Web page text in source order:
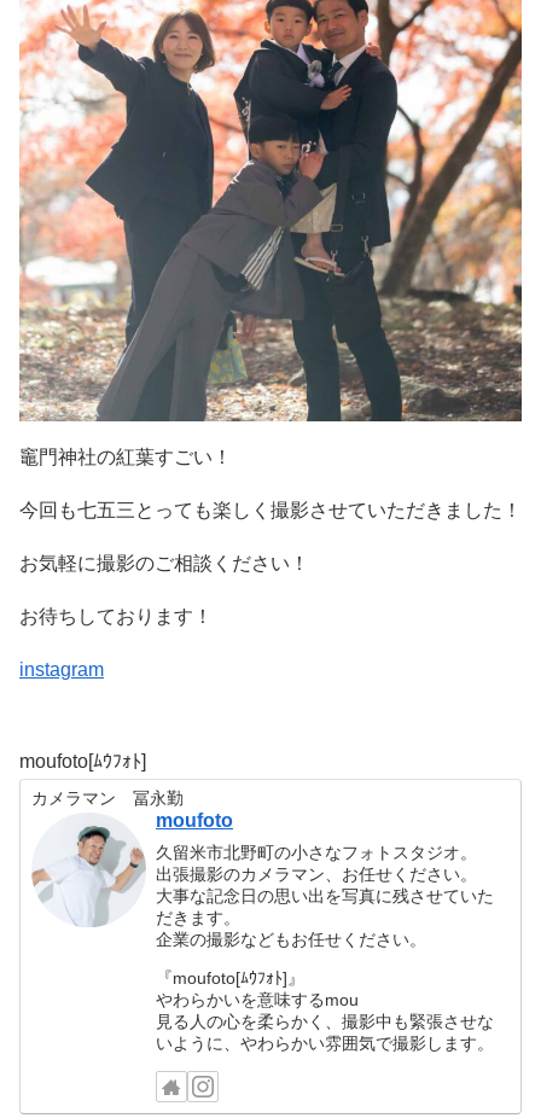
竈門神社の紅葉すごい！
今回も七五三とっても楽しく撮影させていただきました！
お気軽に撮影のご相談ください！
お待ちしております！
instagram
moufoto[ﾑｳﾌｫﾄ]
カメラマン 冨永勤
moufoto
久留米市北野町の小さなフォトスタジオ。
出張撮影のカメラマン、お任せください。
大事な記念日の思い出を写真に残させていた
だきます。
企業の撮影などもお任せください。
『moufoto[ﾑｳﾌｫﾄ]』
やわらかいを意味するmou
見る人の心を柔らかく、撮影中も緊張させな
いように、やわらかい雰囲気で撮影します。